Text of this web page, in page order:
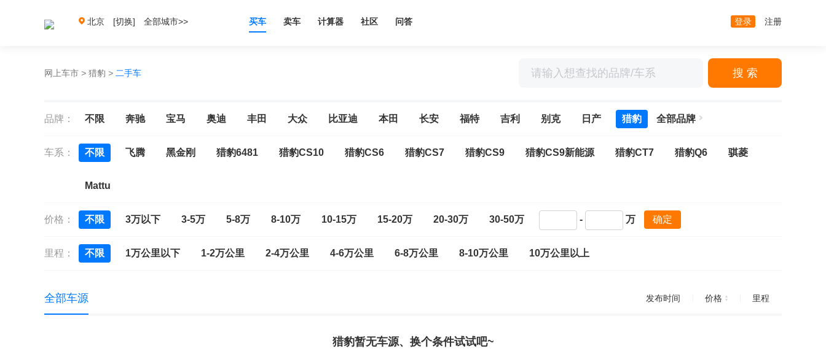
北京 [切换] 全部城市>> 买车 卖车 计算器 社区 问答 登录 注册
网上车市 > 猎豹 > 二手车 搜 索
品牌： 不限 奔驰 宝马 奥迪 丰田 大众 比亚迪 本田 长安 福特 吉利 别克 日产 猎豹 全部品牌
车系： 不限 飞腾 黑金刚 猎豹6481 猎豹CS10 猎豹CS6 猎豹CS7 猎豹CS9 猎豹CS9新能源 猎豹CT7 猎豹Q6 骐菱
Mattu
价格： 不限 3万以下 3-5万 5-8万 8-10万 10-15万 15-20万 20-30万 30-50万 - 万 确定
里程： 不限 1万公里以下 1-2万公里 2-4万公里 4-6万公里 6-8万公里 8-10万公里 10万公里以上
全部车源 发布时间 价格 里程
猎豹暂无车源、换个条件试试吧~